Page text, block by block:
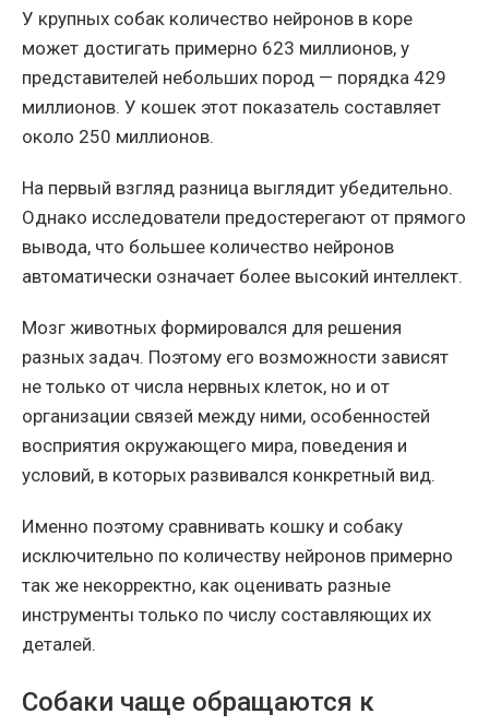
У крупных собак количество нейронов в коре
может достигать примерно 623 миллионов, у
представителей небольших пород — порядка 429
миллионов. У кошек этот показатель составляет
около 250 миллионов.
На первый взгляд разница выглядит убедительно.
Однако исследователи предостерегают от прямого
вывода, что большее количество нейронов
автоматически означает более высокий интеллект.
Мозг животных формировался для решения
разных задач. Поэтому его возможности зависят
не только от числа нервных клеток, но и от
организации связей между ними, особенностей
восприятия окружающего мира, поведения и
условий, в которых развивался конкретный вид.
Именно поэтому сравнивать кошку и собаку
исключительно по количеству нейронов примерно
так же некорректно, как оценивать разные
инструменты только по числу составляющих их
деталей.
Собаки чаще обращаются к